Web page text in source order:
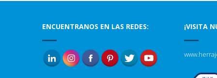
ENCUENTRANOS EN LAS REDES: ¡VISITA